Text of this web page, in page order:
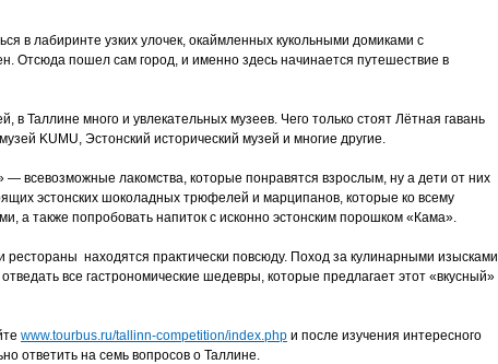
в лабиринте узких улочек, окаймленных кукольными домиками с
Отсюда пошел сам город, и именно здесь начинается путешествие в
Таллине много и увлекательных музеев. Чего только стоят Лётная гавань
KUMU, Эстонский исторический музей и многие другие.
всевозможные лакомства, которые понравятся взрослым, ну а дети от них
эстонских шоколадных трюфелей и марципанов, которые ко всему
а также попробовать напиток с исконно эстонским порошком «Кама».
находятся практически повсюду. Поход за кулинарными изысками
все гастрономические шедевры, которые предлагает этот «вкусный»
www.tourbus.ru/tallinn-competition/index.php и после изучения интересного
ответить на семь вопросов о Таллине.